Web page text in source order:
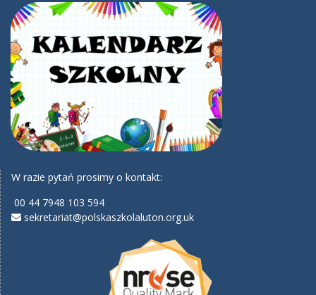
W razie pytań prosimy o kontakt:
00 44 7948 103 594
sekretariat@polskaszkolaluton.org.uk